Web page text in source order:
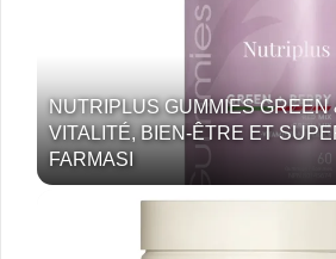
NUTRIPLUS GUMMIES GREEN
VITALITÉ, BIEN-ÊTRE ET
FARMASI